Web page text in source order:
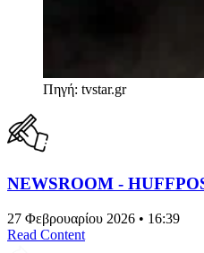
Πηγή: tvstar.gr
NEWSROOM -
27 Φεβρουαρίου 2026 • 16:39
Read Content